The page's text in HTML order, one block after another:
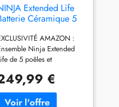
Extended Life
Céramique 5
AMAZON :
Ninja Extended
de 5 poêles et
et terracotta. Comprend
poêles de 20 et 24 cm
et trois casseroles de 16, 18
€